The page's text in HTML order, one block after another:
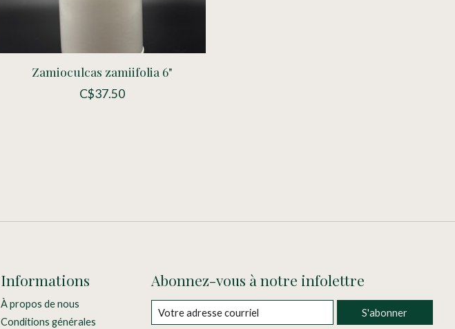
Zamioculcas zamiifolia 6"
C$37.50
Informations
À propos de nous
Conditions générales
Abonnez-vous à notre infolettre
S'abonner